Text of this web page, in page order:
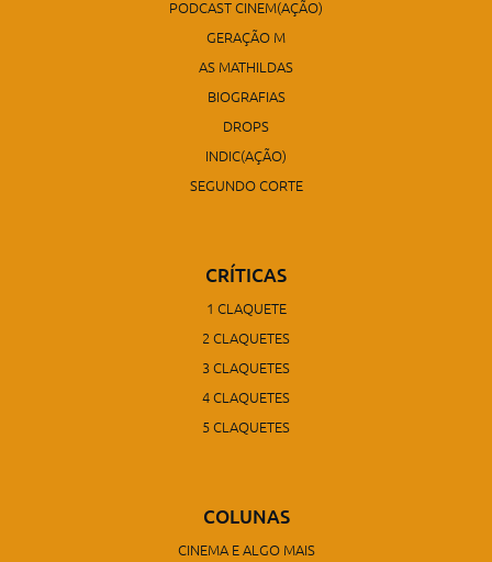
PODCAST CINEM(AÇÃO)
GERAÇÃO M
AS MATHILDAS
BIOGRAFIAS
DROPS
INDIC(AÇÃO)
SEGUNDO CORTE
CRÍTICAS
1 CLAQUETE
2 CLAQUETES
3 CLAQUETES
4 CLAQUETES
5 CLAQUETES
COLUNAS
CINEMA E ALGO MAIS